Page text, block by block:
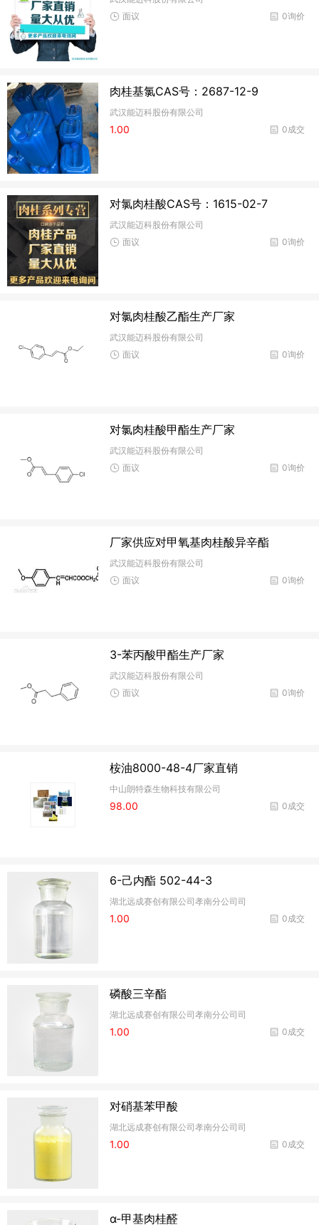
0询价
面议
肉桂基氯CAS号：2687-12-9
武汉能迈科股份有限公司
0成交
1.00
对氯肉桂酸CAS号：1615-02-7
武汉能迈科股份有限公司
0询价
面议
对氯肉桂酸乙酯生产厂家
武汉能迈科股份有限公司
0询价
面议
对氯肉桂酸甲酯生产厂家
武汉能迈科股份有限公司
0询价
面议
厂家供应对甲氧基肉桂酸异辛酯
武汉能迈科股份有限公司
0询价
面议
3-苯丙酸甲酯生产厂家
武汉能迈科股份有限公司
0询价
面议
桉油8000-48-4厂家直销
中山朗特森生物科技有限公司
0成交
98.00
6-己内酯 502-44-3
湖北远成赛创有限公司孝南分公司司
0成交
1.00
磷酸三辛酯
湖北远成赛创有限公司孝南分公司司
0成交
1.00
对硝基苯甲酸
湖北远成赛创有限公司孝南分公司司
0成交
1.00
α-甲基肉桂醛